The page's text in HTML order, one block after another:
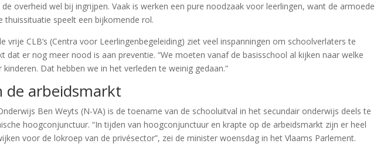
de overheid wel bij ingrijpen. Vaak is werken een pure noodzaak voor leerlingen, want de armoede
thuissituatie speelt een bijkomende rol.
vrije CLB’s (Centra voor Leerlingenbegeleiding) ziet veel inspanningen om schoolverlaters te
dat er nog meer nood is aan preventie. “We moeten vanaf de basisschool al kijken naar welke
Dat hebben we in het verleden te weinig gedaan.”
de arbeidsmarkt
Ben Weyts (N-VA) is de toename van de schooluitval in het secundair onderwijs deels te
hoogconjunctuur. “In tijden van hoogconjunctuur en krapte op de arbeidsmarkt zijn er heel
voor de lokroep van de privésector”, zei de minister woensdag in het Vlaams Parlement.